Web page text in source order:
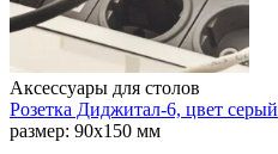
Аксессуары для столов
Розетка Диджитал-6, цвет серый
размер: 90х150 мм